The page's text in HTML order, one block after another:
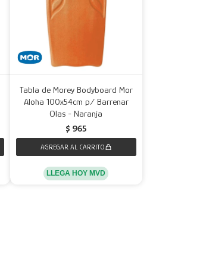
Tabla de Morey Bodyboard Mor
Aloha 100x54cm p/ Barrenar
Olas - Naranja
$ 965
LLEGA HOY MVD